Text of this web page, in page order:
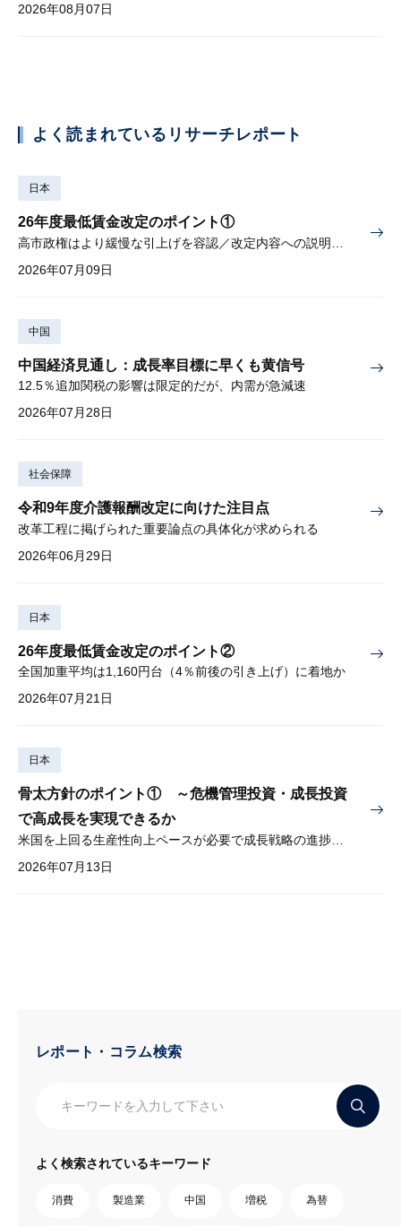
2026年08月07日
よく読まれているリサーチレポート
日本
26年度最低賃金改定のポイント①
2026年07月09日
中国
中国経済見通し：成長率目標に早くも黄信号
12.5％追加関税の影響は限定的だが、内需が急減速
2026年07月28日
社会保障
令和9年度介護報酬改定に向けた注目点
改革工程に掲げられた重要論点の具体化が求められる
2026年06月29日
日本
26年度最低賃金改定のポイント②
全国加重平均は1,160円台（4％前後の引き上げ）に着地か
2026年07月21日
日本
骨太方針のポイント① ～危機管理投資・成長投資
で高成長を実現できるか
2026年07月13日
レポート・コラム検索
よく検索されているキーワード
消費 製造業 中国 増税 為替